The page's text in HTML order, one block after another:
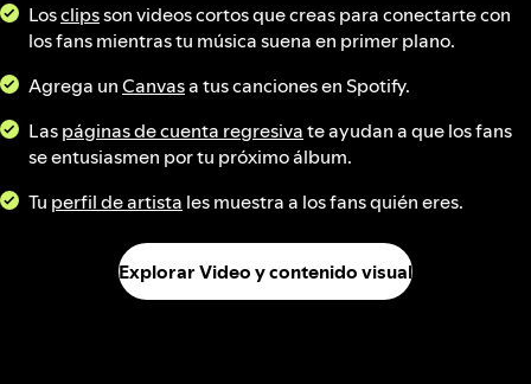
Losclipsson videos cortos que creas para conectarte con
los fans mientras tu música suena en primer plano.
Agrega unCanvasa tus canciones en Spotify.
Laspáginas de cuenta regresivate ayudan a que los fans
se entusiasmen por tu próximo álbum.
Tu perfil de artista les muestra a los fans quién eres.
Explorar Video y contenido visual